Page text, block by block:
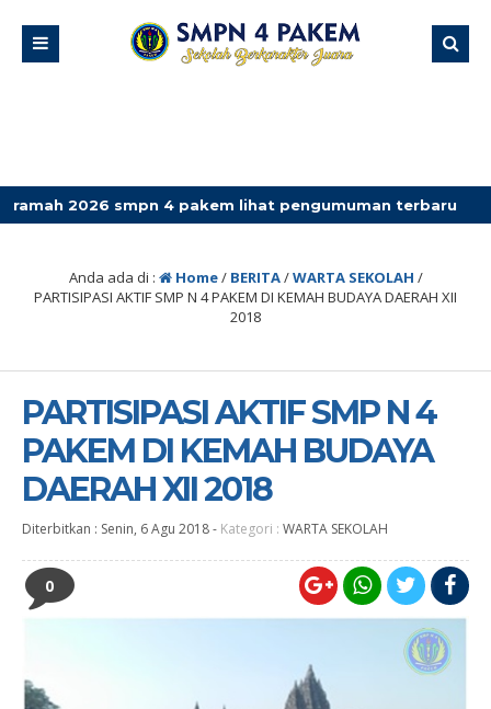
4 pakem lihat pengumuman terbaru
Anda ada di : Home/ BERITA/WARTA SEKOLAH /
PARTISIPASI AKTIF SMP N 4 PAKEM DI KEMAH BUDAYA DAERAH XII
2018
PARTISIPASI AKTIF SMP N 4
PAKEM DI KEMAH BUDAYA
DAERAH XII 2018
Diterbitkan : Senin, 6 Agu 2018- Kategori : WARTA SEKOLAH
0